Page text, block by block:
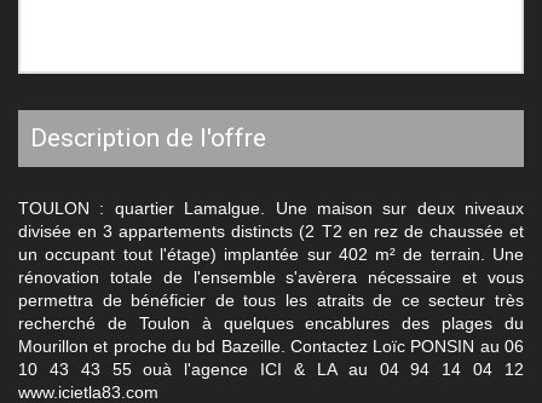
description de l'offre
TOULON : quartier Lamalgue. Une maison sur deux niveaux
divisée en 3 appartements distincts (2 T2 en rez de chaussée et
un occupant tout l'étage) implantée sur 402 m² de terrain. Une
rénovation totale de l'ensemble s'avèrera nécessaire et vous
permettra de bénéficier de tous les atraits de ce secteur très
recherché de Toulon à quelques encablures des plages du
Mourillon et proche du bd Bazeille. Contactez Loïc PONSIN au 06
10 43 43 55 ouà l'agence ICI & LA au 04 94 14 04 12
www.icietla83.com